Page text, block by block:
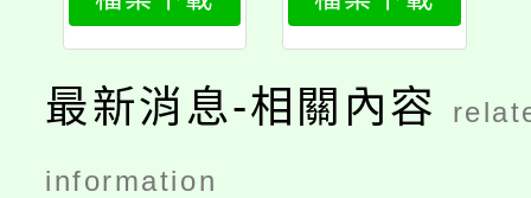
員甄選簡章
公告版
員甄選簡章
公告版
最新消息-相關內容
information